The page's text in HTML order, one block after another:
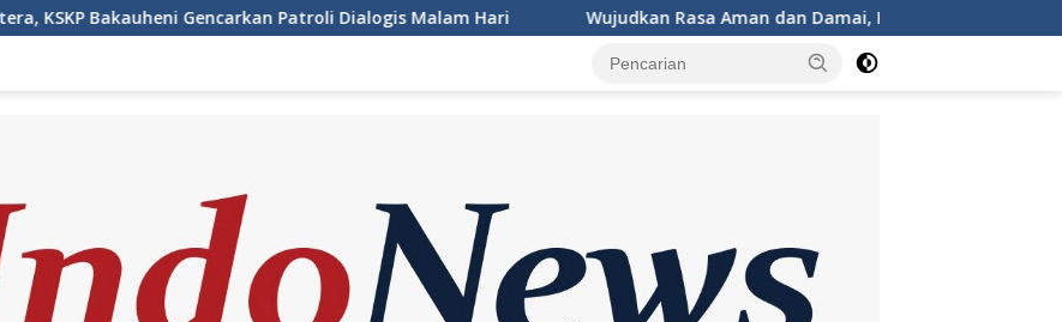
Patroli Dialogis Malam Hari Wujudkan Rasa Aman dan Damai, Personel KSKP Merak Intensifkan Patroli di